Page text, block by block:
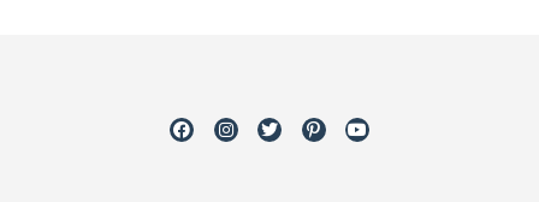
FacebookInstagram
TwitterPinterestYoutube